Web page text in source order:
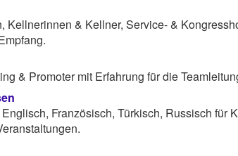
Kellnerinnen & Kellner, Service- &
& Promoter mit Erfahrung für die
Französisch, Türkisch, Russisch für